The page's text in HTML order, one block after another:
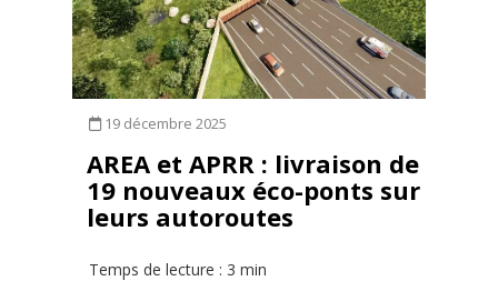
19 décembre 2025
AREA et APRR : livraison de
19 nouveaux éco-ponts sur
leurs autoroutes
Temps de lecture : 3 min